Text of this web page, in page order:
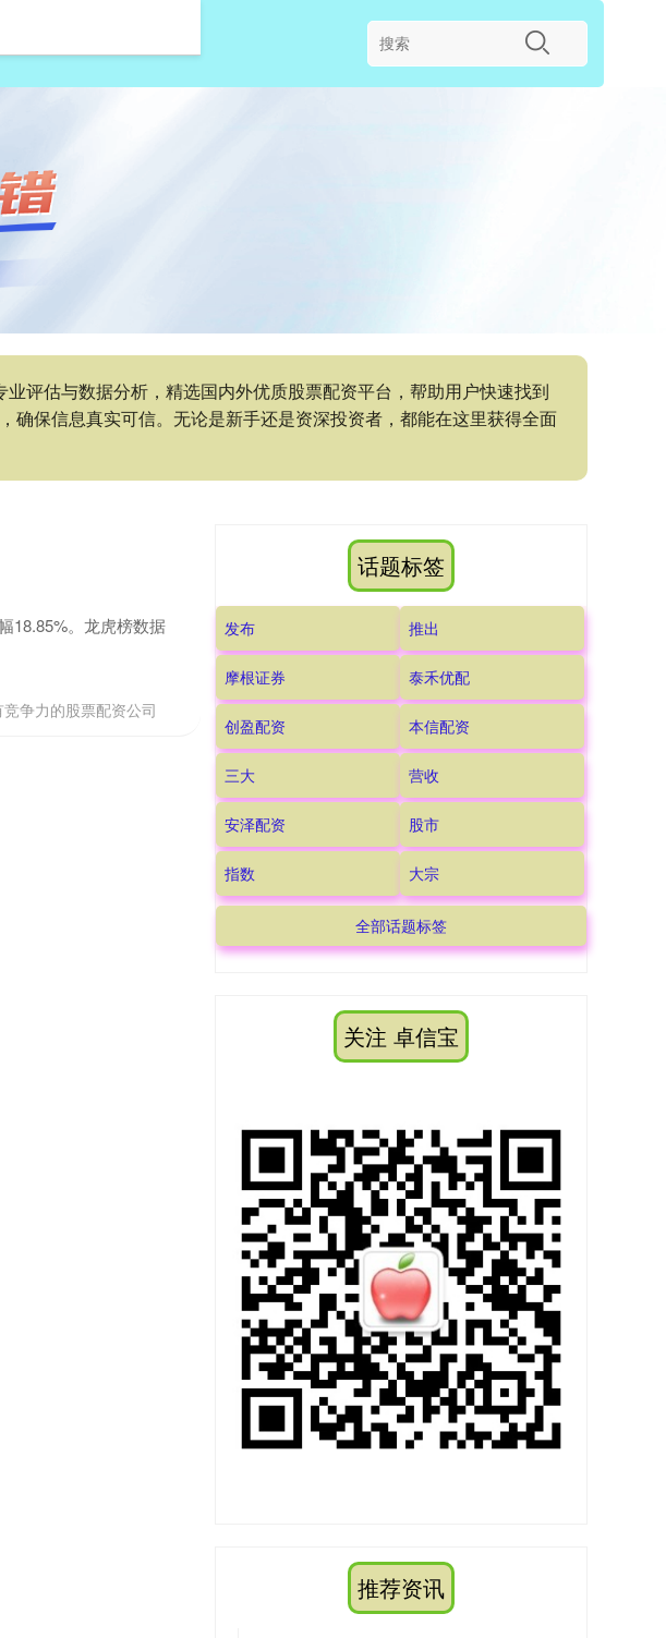
评估与数据分析，精选国内外优质股票配资平台，帮助用户快速找到
保信息真实可信。无论是新手还是资深投资者，都能在这里获得全面
18.85%。龙虎榜数据
争力的股票配资公司
话题标签
发布 推出
摩根证券 泰禾优配
创盈配资 本信配资
三大 营收
安泽配资 股市
指数 大宗
全部话题标签
关注 卓信宝
推荐资讯